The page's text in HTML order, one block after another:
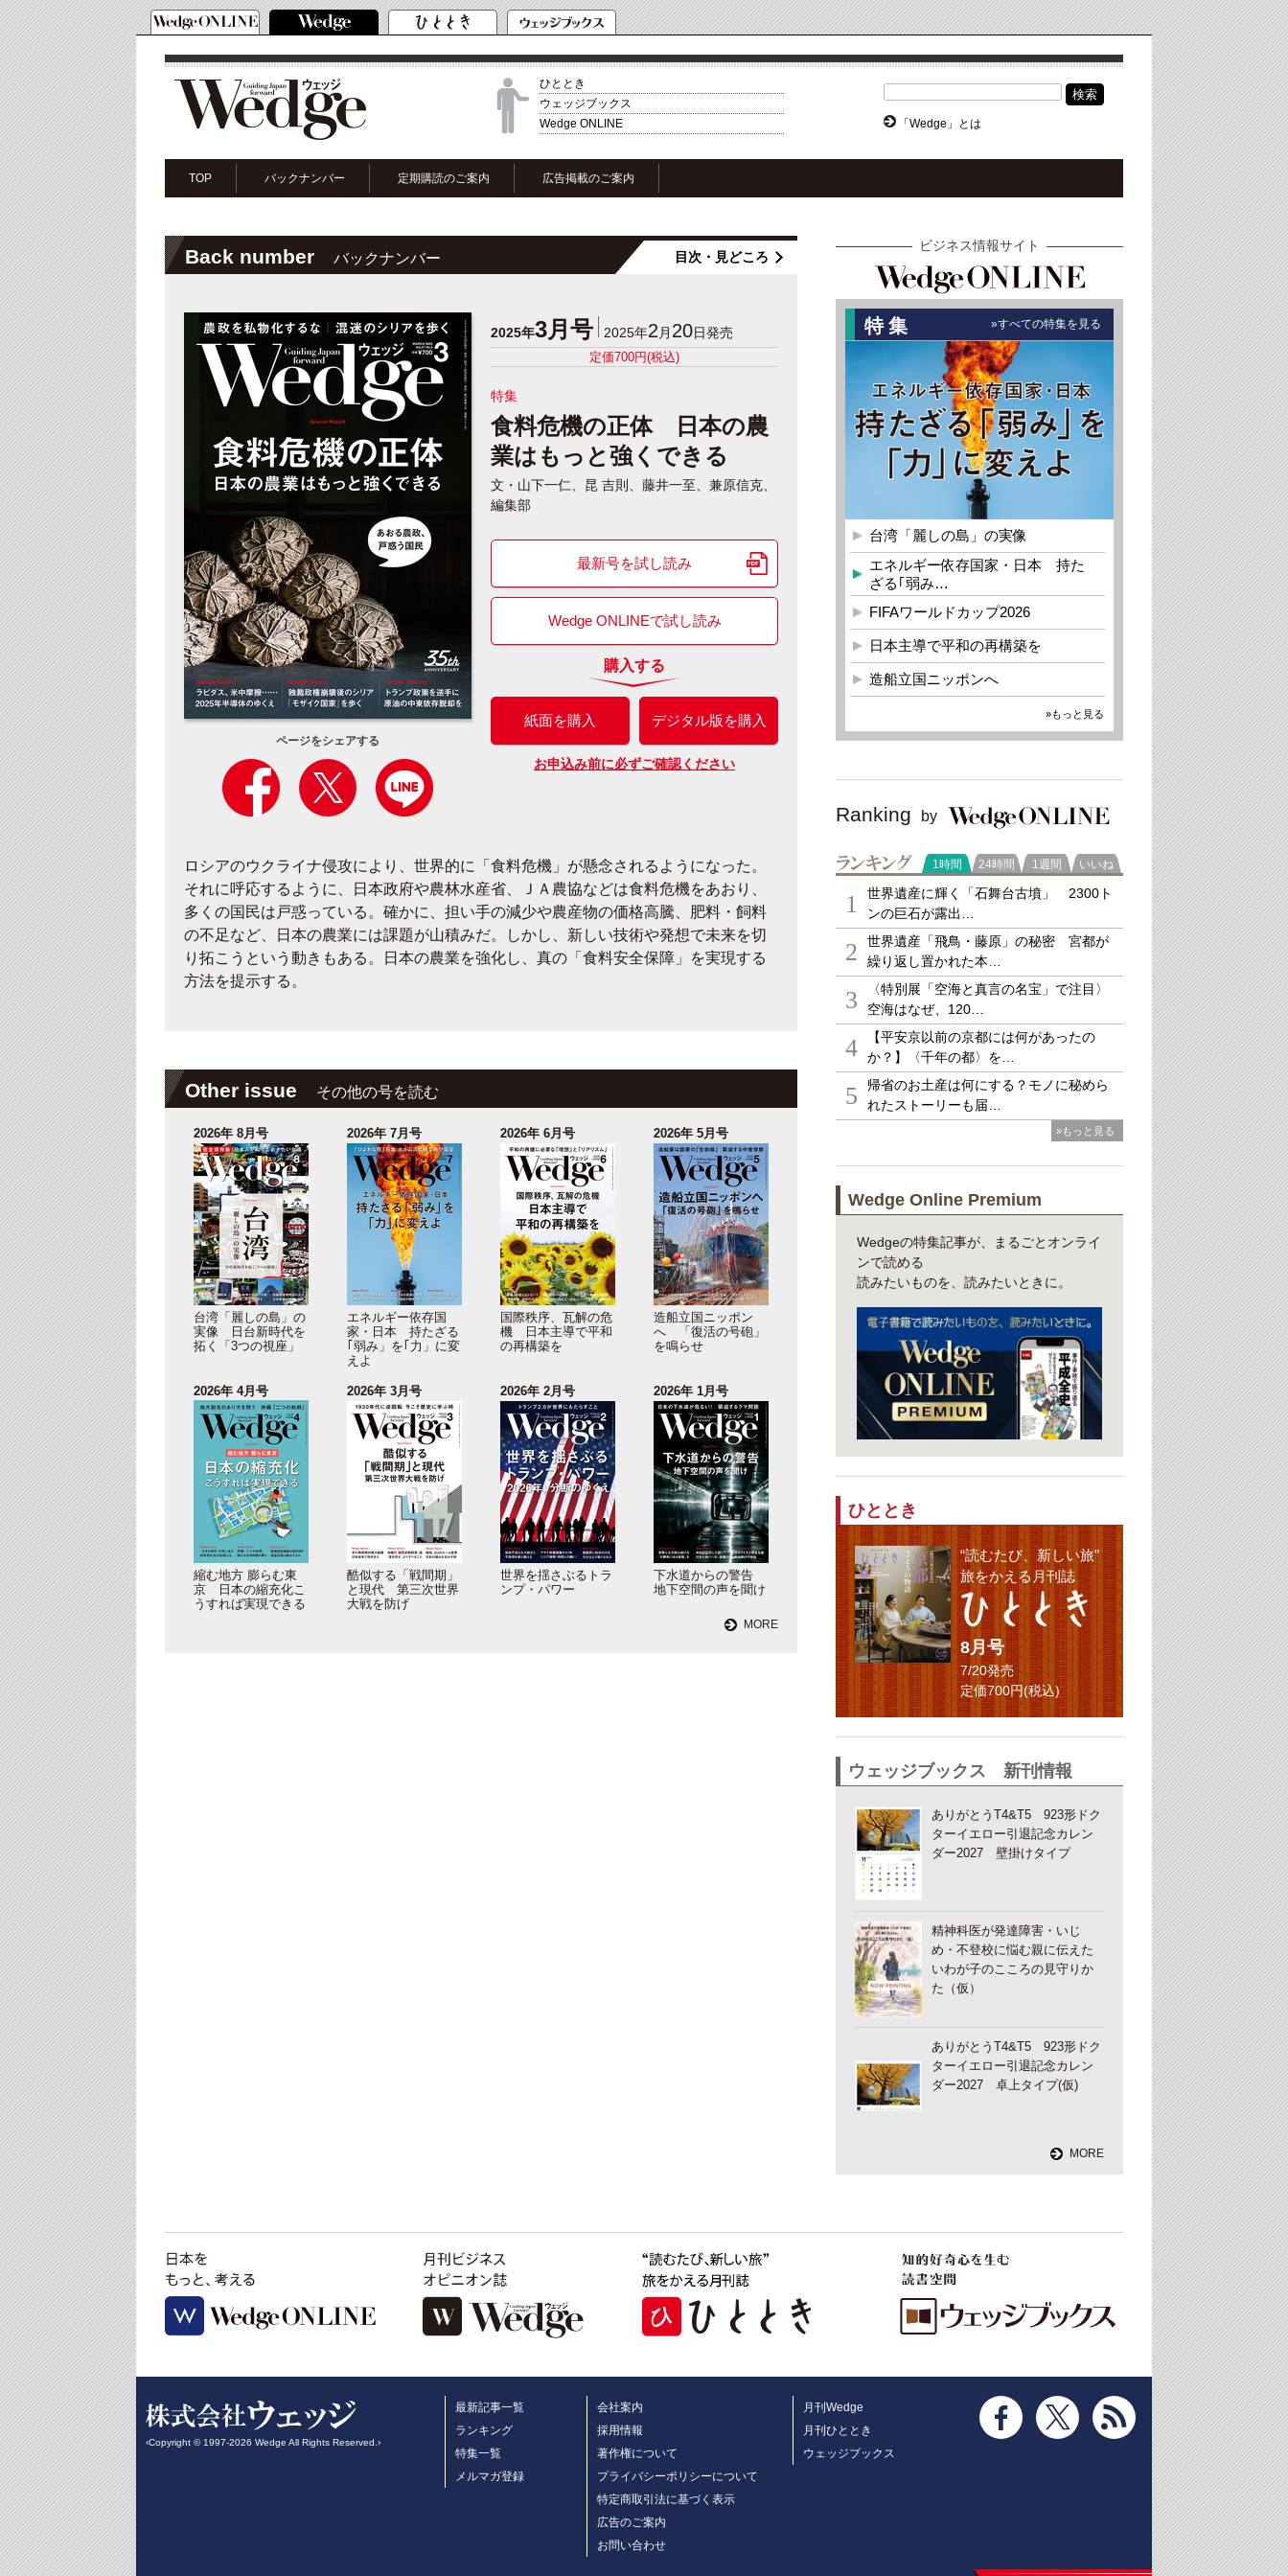
ひととき
ウェッジブックス
Wedge ONLINE
検索
「Wedge」とは
TOP バックナンバー 定期購読のご案内 広告掲載のご案内
Back number バックナンバー 目次・見どころ
ページをシェアする
2025年3月号 2025年2 月 20日発売
定価700円(税込)
特集
食料危機の正体 日本の農
業はもっと強くできる
文・山下一仁、昆 吉則、藤井一至、兼原信克、
編集部
最新号を試し読み
Wedge ONLINEで試し読み
購入する
紙面を購入 デジタル版を購入
お申込み前に必ずご確認ください
ロシアのウクライナ侵攻により、世界的に「食料危機」が懸念されるようになった。
それに呼応するように、日本政府や農林水産省、ＪＡ農協などは食料危機をあおり、
多くの国民は戸惑っている。確かに、担い手の減少や農産物の価格高騰、肥料・飼料
の不足など、日本の農業には課題が山積みだ。しかし、新しい技術や発想で未来を切
り拓こうという動きもある。日本の農業を強化し、真の「食料安全保障」を実現する
方法を提示する。
Other issue その他の号を読む
2026年 8月号
台湾「麗しの島」の
実像 日台新時代を
拓く「3つの視座」
2026年 7月号
エネルギー依存国
家・日本 持たざる
｢弱み」を｢力」に変
えよ
2026年 6月号
国際秩序、瓦解の危
機 日本主導で平和
の再構築を
2026年 5月号
造船立国ニッポン
へ 「復活の号砲」
を鳴らせ
2026年 4月号
縮む地方 膨らむ東
京 日本の縮充化こ
うすれば実現できる
2026年 3月号
酷似する「戦間期」
と現代 第三次世界
大戦を防げ
2026年 2月号
世界を揺さぶるトラ
ンプ・パワー
2026年 1月号
下水道からの警告
地下空間の声を聞け
MORE
ビジネス情報サイト
特集 »すべての特集を見る
台湾「麗しの島」の実像
エネルギー依存国家・日本 持た
ざる｢弱み…
FIFAワールドカップ2026
日本主導で平和の再構築を
造船立国ニッポンへ
»もっと見る
Ranking by
ランキング
1時間 24時間 1週間 いいね
1
世界遺産に輝く「石舞台古墳」 2300ト
ンの巨石が露出…
2
世界遺産「飛鳥・藤原」の秘密 宮都が
繰り返し置かれた本…
3
〈特別展「空海と真言の名宝」で注目〉
空海はなぜ、120…
4
【平安京以前の京都には何があったの
か？】〈千年の都〉を…
5
帰省のお土産は何にする？モノに秘めら
れたストーリーも届…
»もっと見る
Wedge Online Premium
Wedgeの特集記事が、まるごとオンライ
ンで読める
読みたいものを、読みたいときに。
ひととき
“読むたび、新しい旅”
旅をかえる月刊誌
8月号
7/20発売
定価700円(税込)
ウェッジブックス 新刊情報
ありがとうT4&T5 923形ドク
ターイエロー引退記念カレン
ダー2027 壁掛けタイプ
精神科医が発達障害・いじ
め・不登校に悩む親に伝えた
いわが子のこころの見守りか
た（仮）
ありがとうT4&T5 923形ドク
ターイエロー引退記念カレン
ダー2027 卓上タイプ(仮)
MORE
‹Copyright © 1997-2026 Wedge All Rights Reserved.›
最新記事一覧
ランキング
特集一覧
メルマガ登録
会社案内
採用情報
著作権について
プライバシーポリシーについて
特定商取引法に基づく表示
広告のご案内
お問い合わせ
月刊Wedge
月刊ひととき
ウェッジブックス